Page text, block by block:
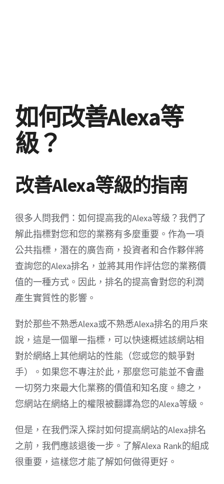
如何改善Alexa等
級？
改善Alexa等級的指南
很多人問我們：如何提高我的Alexa等級？我們了
解此指標對您和您的業務有多麼重要。作為一項
公共指標，潛在的廣告商，投資者和合作夥伴將
查詢您的Alexa排名，並將其用作評估您的業務價
值的一種方式。因此，排名的提高會對您的利潤
產生實質性的影響。
對於那些不熟悉Alexa或不熟悉Alexa排名的用戶來
說，這是一個單一指標，可以快速概述該網站相
對於網絡上其他網站的性能（您或您的競爭對
手）。如果您不專注於此，那麼您可能並不會盡
一切努力來最大化業務的價值和知名度。總之，
您網站在網絡上的權限被翻譯為您的Alexa等級。
但是，在我們深入探討如何提高網站的Alexa排名
之前，我們應該退後一步。了解Alexa Rank的組成
很重要，這樣您才能了解如何做得更好。